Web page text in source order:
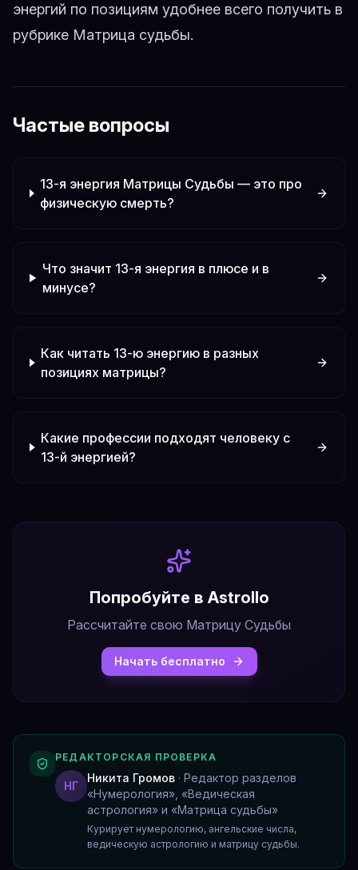
энергий по позициям удобнее всего получить в
рубрике Матрица судьбы.
Частые вопросы
13-я энергия Матрицы Судьбы — это про
физическую смерть?
Что значит 13-я энергия в плюсе и в
минусе?
Как читать 13-ю энергию в разных
позициях матрицы?
Какие профессии подходят человеку с
13-й энергией?
Попробуйте в Astrollo
Рассчитайте свою Матрицу Судьбы
Начать бесплатно
РЕДАКТОРСКАЯ ПРОВЕРКА
НГ
Никита Громов · Редактор разделов
«Нумерология», «Ведическая
астрология» и «Матрица судьбы»
Курирует нумерологию, ангельские числа,
ведическую астрологию и матрицу судьбы.